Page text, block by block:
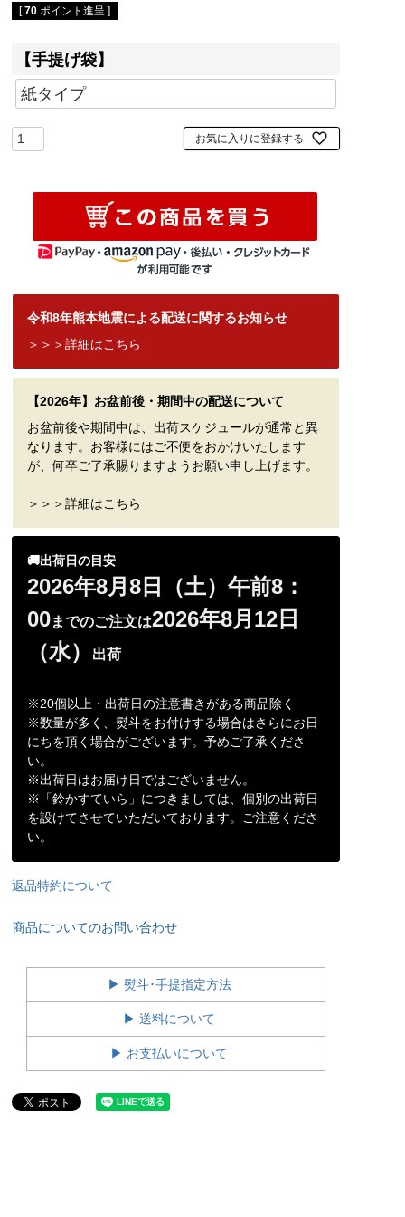
[ 70 ポイント進呈 ]
【手提げ袋】
お気に入りに登録する
令和8年熊本地震による配送に関するお知らせ
＞＞＞詳細はこちら
【2026年】お盆前後・期間中の配送について
お盆前後や期間中は、出荷スケジュールが通常と異
なります。お客様にはご不便をおかけいたします
が、何卒ご了承賜りますようお願い申し上げます。
＞＞＞詳細はこちら
🚚出荷日の目安
2026年8月8日（土）午前8：
00までのご注文は2026年8月12日
（水）
出荷
※20個以上・出荷日の注意書きがある商品除く
※数量が多く、熨斗をお付けする場合はさらにお日
にちを頂く場合がございます。予めご了承くださ
い。
※出荷日はお届け日ではございません。
※「鈴かすていら」につきましては、個別の出荷日
を設けてさせていただいております。ご注意くださ
い。
返品特約について
商品についてのお問い合わせ
▶ 熨斗･手提指定方法
▶ 送料について
▶ お支払いについて